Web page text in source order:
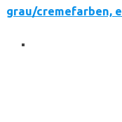
grau/cremefarben,